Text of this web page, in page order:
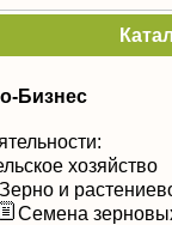
Бизнес
хозяйство
Зерно и
Семена